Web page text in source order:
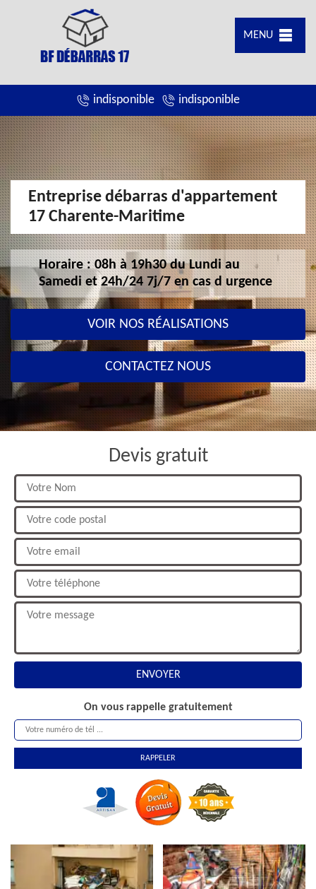
MENU
indisponible indisponible
Entreprise débarras d'appartement
17 Charente-Maritime
Horaire : 08h à 19h30 du Lundi au
Samedi et 24h/24 7j/7 en cas d urgence
VOIR NOS RÉALISATIONS
CONTACTEZ NOUS
Devis gratuit
On vous rappelle gratuitement